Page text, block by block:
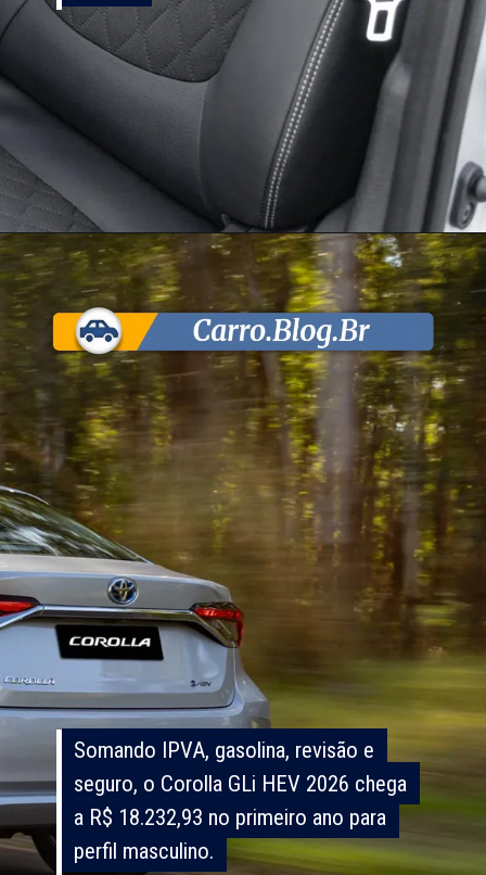
Somando IPVA, gasolina, revisão e
seguro, o Corolla GLi HEV 2026 chega
a R$ 18.232,93 no primeiro ano para
perfil masculino.
Somando IPVA, gasolina, revisão e
seguro, o Corolla GLi HEV 2026 chega
a R$ 18.232,93 no primeiro ano para
perfil masculino.